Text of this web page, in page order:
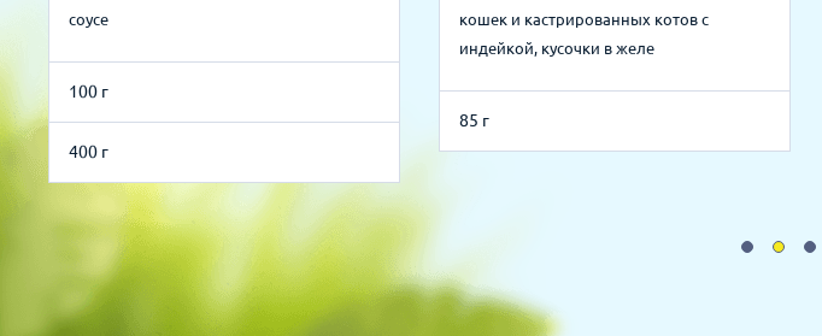
соусе
100 г
400 г
кошек и кастрированных котов с
индейкой, кусочки в желе
85 г